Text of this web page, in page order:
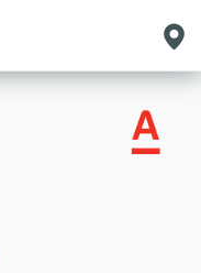
Санкт-Петербург